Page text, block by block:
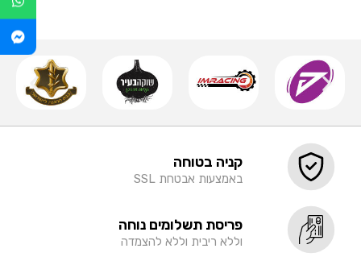
קניה בטוחה
באמצעות אבטחת SSL
פריסת תשלומים נוחה
וללא ריבית וללא להצמדה